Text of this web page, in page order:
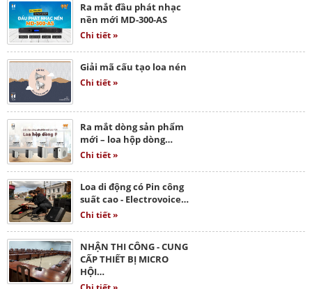
Ra mắt đầu phát nhạc
nền mới MD-300-AS
Chi tiết »
Giải mã cấu tạo loa nén
Chi tiết »
Ra mắt dòng sản phẩm
mới – loa hộp dòng…
Chi tiết »
Loa di động có Pin công
suất cao - Electrovoice…
Chi tiết »
NHẬN THI CÔNG - CUNG
CẤP THIẾT BỊ MICRO
HỘI…